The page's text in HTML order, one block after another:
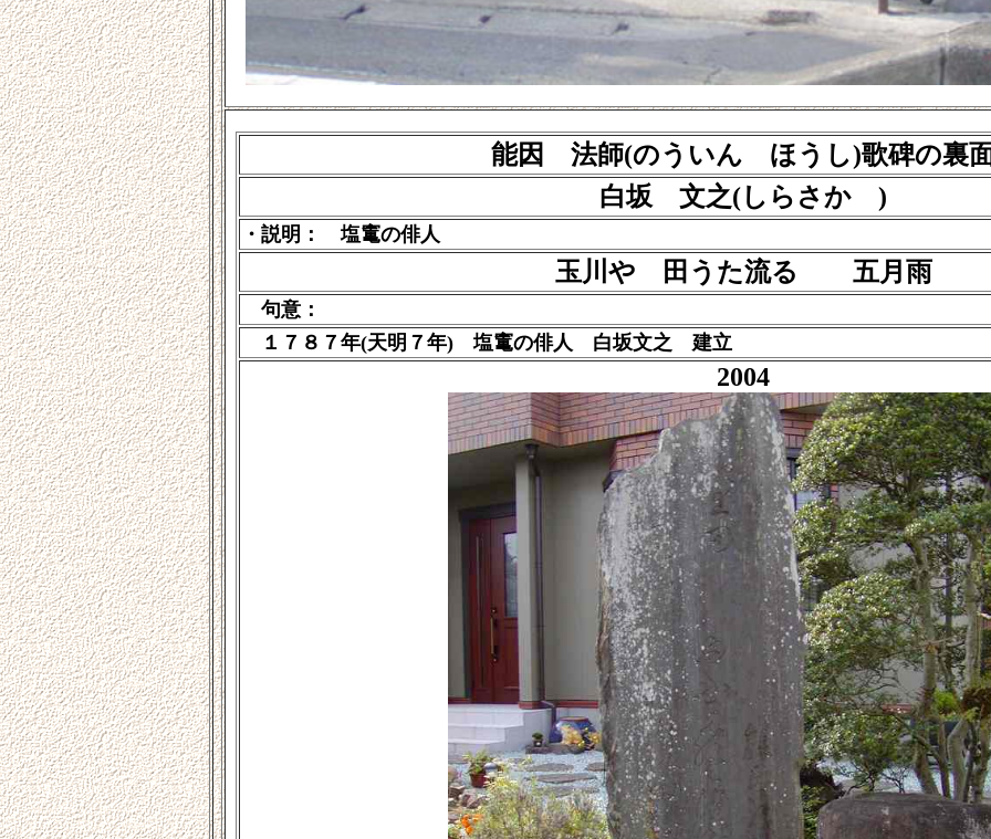
能因 法師(のういん ほうし)歌碑の裏
白坂 文之(しらさか )
・説明： 塩竃の俳人
玉川や 田うた流るゝ 五月雨
句意：
１７８７年(天明７年) 塩竃の俳人 白坂文之 建立
2004